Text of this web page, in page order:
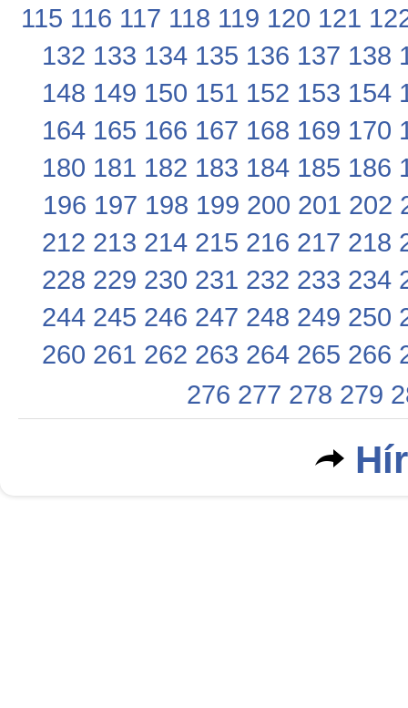
115 116 117 118 119 120 121
132 133 134 135 136 137 138
148 149 150 151 152 153 154
164 165 166 167 168 169 170
180 181 182 183 184 185 186
196 197 198 199 200 201 202
212 213 214 215 216 217 218
228 229 230 231 232 233 234
244 245 246 247 248 249 250
260 261 262 263 264 265 266
276 277 278 279